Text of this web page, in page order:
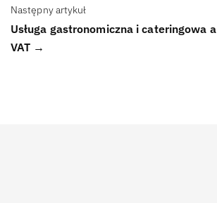
Następny artykuł
Usługa gastronomiczna i cateringowa a
VAT →